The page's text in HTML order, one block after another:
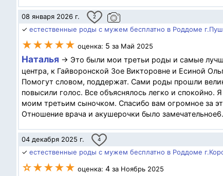
08 января 2026 г. 2
✓ естественные роды с мужем бесплатно в Роддоме
★★★★★ оценка: 5 за Май 2025
Наталья → Это были мои третьи роды и самые
центра, к Гайворонской Зое Викторовне и Есиной
Помогут словом, поддержат. Сами роды прошли
повысили голос. Все объяснялось легко и спокойно.
моим третьим сыночком. Спасибо вам огромное за
Отношение врача и акушерочки было
04 декабря 2025 г. 4
✓ естественные роды с мужем бесплатно в Роддоме
☆★★★★ оценка: 4 за Ноябрь 2025